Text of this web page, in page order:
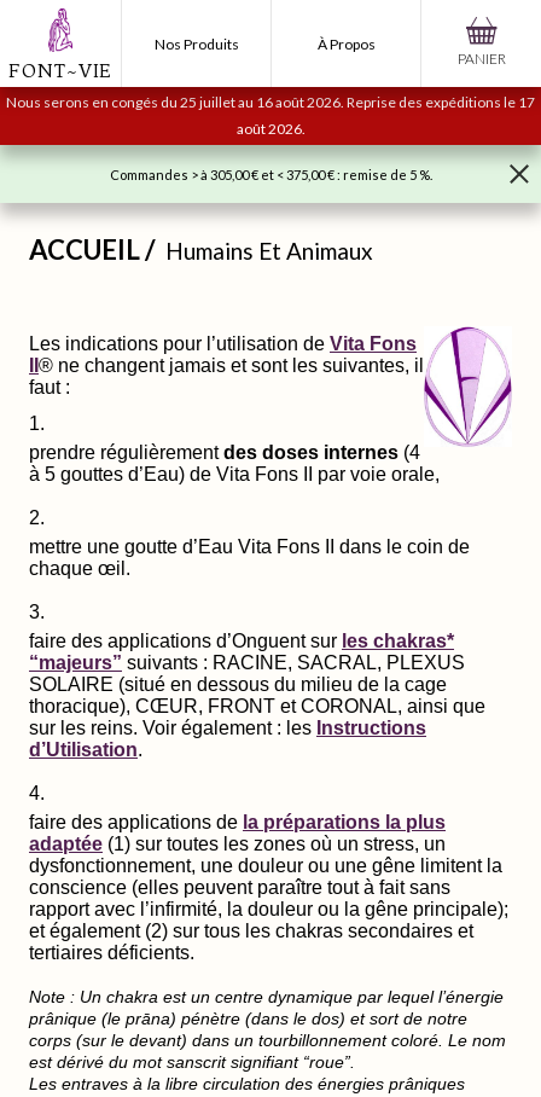
FONT~VIE
Nos Produits
À Propos
PANIER
Nous serons en congés du 25 juillet au 16 août 2026. Reprise des expéditions le 17
août 2026.
Commandes > à 305,00 € et < 375,00 € : remise de 5 %.
ACCUEIL/ Humains Et Animaux
Les indications pour l’utilisation de Vita Fons
® ne changent jamais et sont les suivantes, il
faut :
prendre régulièrementdes doses internes (4
à 5 gouttes d’Eau) de Vita Fons II par voie orale,
mettre une goutte d’Eau Vita Fons II dans le coin de
chaque œil.
faire des applications d’Onguent sur les chakras*
“majeurs” suivants : RACINE, SACRAL, PLEXUS
SOLAIRE (situé en dessous du milieu de la cage
thoracique), CŒUR, FRONT et CORONAL, ainsi que
sur les reins. Voir également : les Instructions
d’Utilisation.
faire des applications de la préparations la plus
adaptée (1) sur toutes les zones où un stress, un
dysfonctionnement, une douleur ou une gêne limitent la
conscience (elles peuvent paraître tout à fait sans
rapport avec l’infirmité, la douleur ou la gêne principale);
et également (2) sur tous les chakras secondaires et
tertiaires déficients.
Note : Un chakra est un centre dynamique par lequel l’énergie
prânique (le prāna) pénètre (dans le dos) et sort de notre
corps (sur le devant) dans un tourbillonnement coloré. Le nom
est dérivé du mot sanscrit signifiant “roue”.
Les entraves à la libre circulation des énergies prâniques